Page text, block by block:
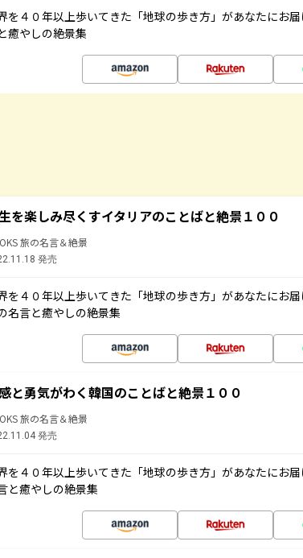
を４０年以上歩いてきた「地球の歩き方」があなたにお
癒やしの絶景集
を楽しみ尽くすイタリアのことばと絶景１００
旅の名言＆絶景
発売
を４０年以上歩いてきた「地球の歩き方」があなたにお
名言と癒やしの絶景集
と勇気がわく韓国のことばと絶景１００
旅の名言＆絶景
発売
を４０年以上歩いてきた「地球の歩き方」があなたにお
と癒やしの絶景集